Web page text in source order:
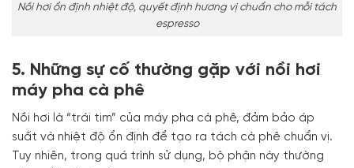
Nồi hơi ổn định nhiệt độ, quyết định hương vị chuẩn cho mỗi tách
espresso
5. Những sự cố thường gặp với nồi hơi
máy pha cà phê
Nồi hơi là “trái tim” của máy pha cà phê, đảm bảo áp
suất và nhiệt độ ổn định để tạo ra tách cà phê chuẩn vị.
Tuy nhiên, trong quá trình sử dụng, bộ phận này thường